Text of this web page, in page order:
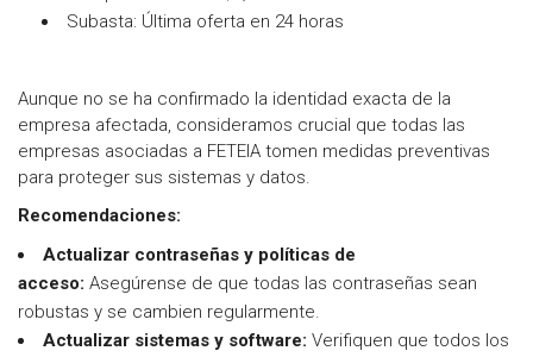
Subasta: Última oferta en 24 horas
Aunque no se ha confirmado la identidad exacta de la
empresa afectada, consideramos crucial que todas las
empresas asociadas a FETEIA tomen medidas preventivas
para proteger sus sistemas y datos.
Recomendaciones:
Actualizar contraseñas y políticas de
acceso: Asegúrense de que todas las contraseñas sean
robustas y se cambien regularmente.
Actualizar sistemas y software: Verifiquen que todos los